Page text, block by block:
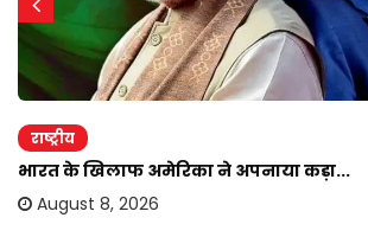
राष्ट्रीय
भारत के खिलाफ अमेरिका ने अपनाया कड़ा...
August 8, 2026